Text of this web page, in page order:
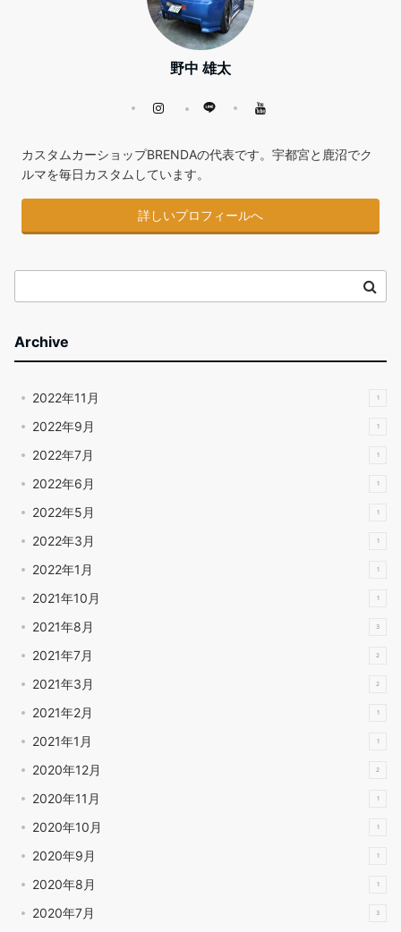
野中 雄太
カスタムカーショップBRENDAの代表です。宇都宮と鹿沼でク
ルマを毎日カスタムしています。
詳しいプロフィールへ
Archive
2022年11月 1
2022年9月 1
2022年7月 1
2022年6月 1
2022年5月 1
2022年3月 1
2022年1月 1
2021年10月 1
2021年8月 3
2021年7月 2
2021年3月 2
2021年2月 1
2021年1月 1
2020年12月 2
2020年11月 1
2020年10月 1
2020年9月 1
2020年8月 1
2020年7月 3